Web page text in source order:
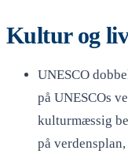
Kultur og
UNESCO
på UNESCOs
kulturmæssig
på